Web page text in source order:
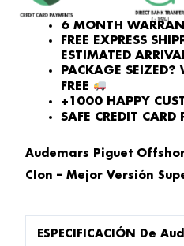
6 MONTH
FREE EXPRESS
ESTIMATED
PACKAGE SEIZED?
FREE
+1000 HAPPY
SAFE CREDIT CARD
Audemars Piguet
Clon – Mejor Versión
ESPECIFICACIÓN De